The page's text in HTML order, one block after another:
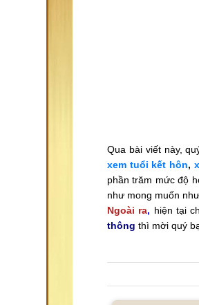
Qua bài viết này,
xem tuổi kết hôn,
phần trăm mức độ
như mong muốn
Ngoài ra, hiện tại
thông thì mời quý